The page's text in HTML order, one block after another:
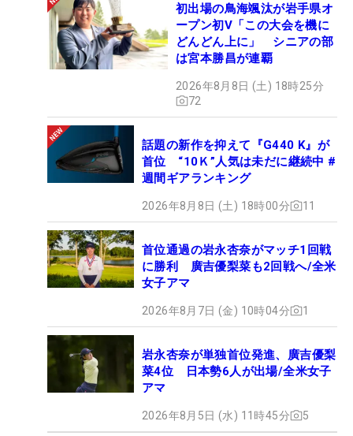
初出場の鳥海颯汰が岩手県オ
ープン初V「この大会を機に
どんどん上に」 シニアの部
は宮本勝昌が連覇
2026年8月8日 (土) 18時25分
72
話題の新作を抑えて『G440 K』が
首位 “10Ｋ”人気は未だに継続中 #
週間ギアランキング
2026年8月8日 (土) 18時00分 11
首位通過の岩永杏奈がマッチ1回戦
に勝利 廣吉優梨菜も2回戦へ/全米
女子アマ
2026年8月7日 (金) 10時04分 1
岩永杏奈が単独首位発進、廣吉優梨
菜4位 日本勢6人が出場/全米女子
アマ
2026年8月5日 (水) 11時45分 5